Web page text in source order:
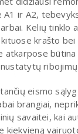
ir A2,
Kelių tinklo
krašto bei
atkarpose
ribojimų.
eismo
brangiai,
savaitei, kai
kiekvieną